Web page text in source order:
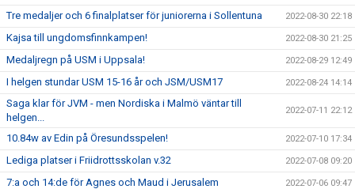
Tre medaljer och 6 finalplatser för juniorerna i Sollentuna 2022-08-30 22:18
Kajsa till ungdomsfinnkampen! 2022-08-30 21:25
Medaljregn på USM i Uppsala! 2022-08-29 12:49
I helgen stundar USM 15-16 år och JSM/USM17 2022-08-24 14:14
Saga klar för JVM - men Nordiska i Malmö väntar till
helgen...
2022-07-11 22:12
10.84w av Edin på Öresundsspelen! 2022-07-10 17:34
Lediga platser i Friidrottsskolan v.32 2022-07-08 09:20
7:a och 14:de för Agnes och Maud i Jerusalem 2022-07-06 09:47